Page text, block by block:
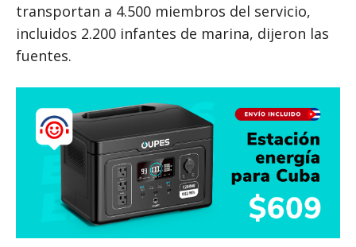
transportan a 4.500 miembros del servicio,
incluidos 2.200 infantes de marina, dijeron las
fuentes.